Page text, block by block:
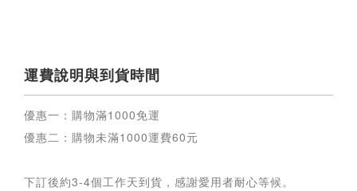
運費說明與到貨時間
優惠一：購物滿1000免運
優惠二：購物未滿1000運費60元
下訂後約3-4個工作天到貨，感謝愛用者耐心等候。